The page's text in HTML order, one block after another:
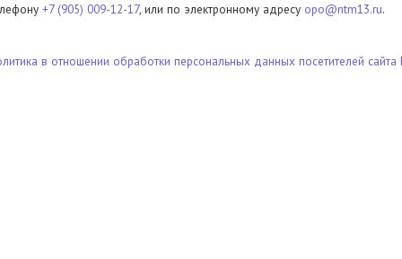
+7 (905) 009-12-17, или по электронному адресу opo@ntm13.ru.
в отношении обработки персональных данных посетителей